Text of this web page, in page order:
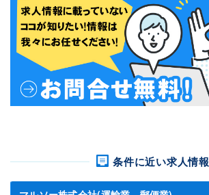
条件に近い求人情報